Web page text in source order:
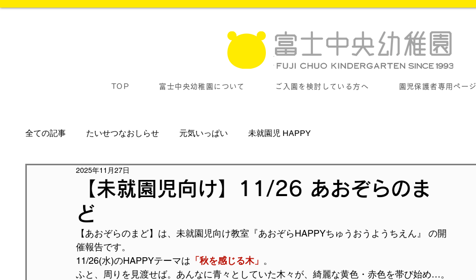
TOP 富士中央幼稚園について ご入園を検討している方へ 園児保護者専用ページ
全ての記事 たいせつなおしらせ 元気いっぱい 未就園児 HAPPY
【未就園児向け】11/26 あおぞらのま
ど
2025年11月27日
【あおぞらのまど】は、未就園児向け教室『あおぞらHAPPYちゅうおうようちえん』 の開
催報告です。
11/26(水)のHAPPYテーマは 「秋を感じる木」 。
ふと、周りを見渡せば。あんなに青々としていた木々が、綺麗な黄色・赤色を帯び始め…。